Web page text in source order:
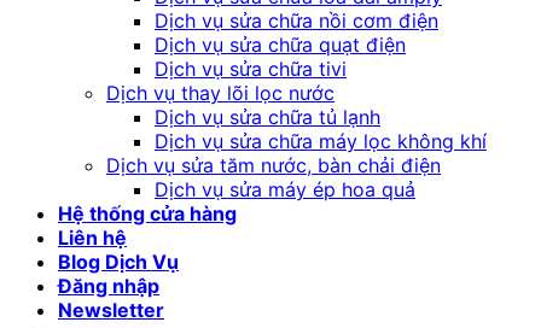
Dịch vụ sửa chữa nồi cơm điện
Dịch vụ sửa chữa quạt điện
Dịch vụ sửa chữa tivi
Dịch vụ thay lõi lọc nước
Dịch vụ sửa chữa tủ lạnh
Dịch vụ sửa chữa máy lọc không khí
Dịch vụ sửa tăm nước, bàn chải điện
Dịch vụ sửa máy ép hoa quả
Hệ thống cửa hàng
Liên hệ
Blog Dịch Vụ
Đăng nhập
Newsletter